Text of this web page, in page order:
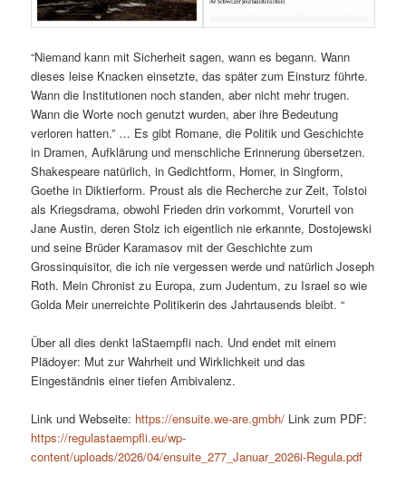
“Niemand kann mit Sicherheit sagen, wann es begann. Wann
dieses leise Knacken einsetzte, das später zum Einsturz führte.
Wann die Institutionen noch standen, aber nicht mehr trugen.
Wann die Worte noch genutzt wurden, aber ihre Bedeutung
verloren hatten.” … Es gibt Romane, die Politik und Geschichte
in Dramen, Aufklärung und menschliche Erinnerung übersetzen.
Shakespeare natürlich, in Gedichtform, Homer, in Singform,
Goethe in Diktierform. Proust als die Recherche zur Zeit, Tolstoi
als Kriegsdrama, obwohl Frieden drin vorkommt, Vorurteil von
Jane Austin, deren Stolz ich eigentlich nie erkannte, Dostojewski
und seine Brüder Karamasov mit der Geschichte zum
Grossinquisitor, die ich nie vergessen werde und natürlich Joseph
Roth. Mein Chronist zu Europa, zum Judentum, zu Israel so wie
Golda Meir unerreichte Politikerin des Jahrtausends bleibt. “
Über all dies denkt laStaempfli nach. Und endet mit einem
Plädoyer: Mut zur Wahrheit und Wirklichkeit und das
Eingeständnis einer tiefen Ambivalenz.
Link und Webseite: https://ensuite.we-are.gmbh/ Link zum PDF:
https://regulastaempfli.eu/wp-
content/uploads/2026/04/ensuite_277_Januar_2026i-Regula.pdf